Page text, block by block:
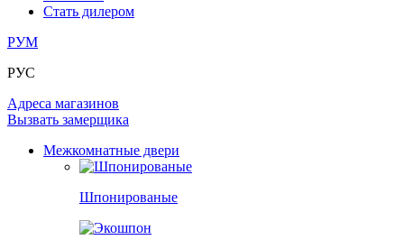
Стать дилером
РУМ
РУС
Адреса магазинов
Вызвать замерщика
Межкомнатные двери
Шпонированые